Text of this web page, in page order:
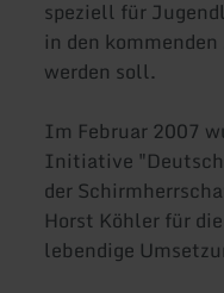
speziell für
in den
werden soll.
Im Februar 2007
Initiative
der
Horst Köhler für
lebendige